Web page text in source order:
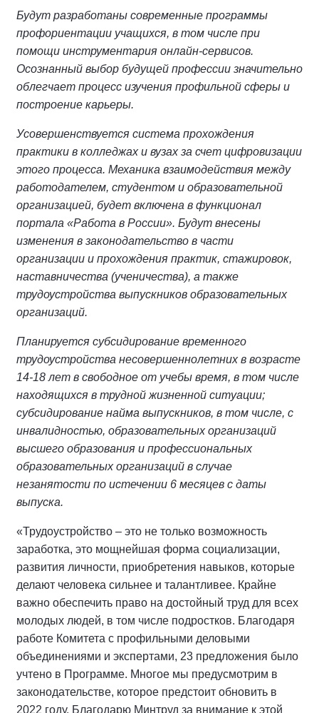
Будут разработаны современные программы
профориентации учащихся, в том числе при
помощи инструментария онлайн-сервисов.
Осознанный выбор будущей профессии значительно
облегчает процесс изучения профильной сферы и
построение карьеры.
Усовершенствуется система прохождения
практики в колледжах и вузах за счет цифровизации
этого процесса. Механика взаимодействия между
работодателем, студентом и образовательной
организацией, будет включена в функционал
портала «Работа в России». Будут внесены
изменения в законодательство в части
организации и прохождения практик, стажировок,
наставничества (ученичества), а также
трудоустройства выпускников образовательных
организаций.
Планируется субсидирование временного
трудоустройства несовершеннолетних в возрасте
14-18 лет в свободное от учебы время, в том числе
находящихся в трудной жизненной ситуации;
субсидирование найма выпускников, в том числе, с
инвалидностью, образовательных организаций
высшего образования и профессиональных
образовательных организаций в случае
незанятости по истечении 6 месяцев с даты
выпуска.
«Трудоустройство – это не только возможность
заработка, это мощнейшая форма социализации,
развития личности, приобретения навыков, которые
делают человека сильнее и талантливее. Крайне
важно обеспечить право на достойный труд для всех
молодых людей, в том числе подростков. Благодаря
работе Комитета с профильными деловыми
объединениями и экспертами, 23 предложения было
учтено в Программе. Многое мы предусмотрим в
законодательстве, которое предстоит обновить в
2022 году. Благодарю Минтруд за внимание к этой